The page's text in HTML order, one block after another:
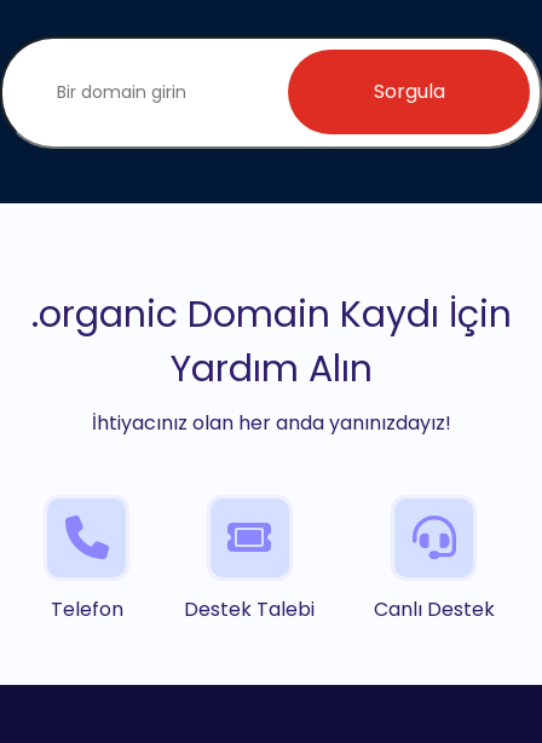
Sorgula
.organic Domain Kaydı İçin
Yardım Alın
İhtiyacınız olan her anda yanınızdayız!
Telefon Destek Talebi Canlı Destek